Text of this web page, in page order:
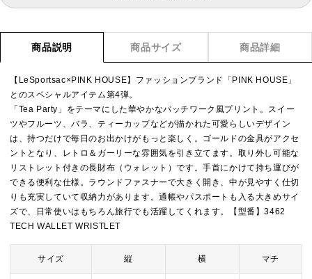
商品説明 商品サイズ 商品詳細
【LeSportsac×PINK HOUSE】ファッションブランド「PINK HOUSE」
とのスペシャルアイテム第4弾。
「Tea Party」をテーマにした華やかなパッチワーク風プリント。スイー
ツやフルーツ、バラ、ティーカップなどが描かれた可愛らしいデザイン
は、持つだけで毎日のお出かけがもっと楽しく。ゴールドの金具がアクセ
ントとなり、レトロ＆ガーリーな雰囲気を引き立てます。取り外し可能な
リストレット付きの長財布（ウォレット）です。手首にかけて持ち運びが
できる便利な仕様。ラウンドファスナーで大きく開き、中が見やすく仕切
りも充実していて収納力があります。通帳やパスポートも入る大きめサイ
ズで、日常使いはもちろん旅行でも活躍してくれます。【型番】3462
TECH WALLET WRISTLET
サイズ 縦 横 マチ